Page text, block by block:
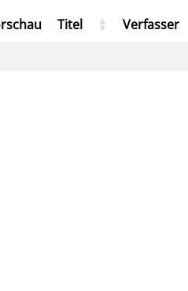
Titel Verfasser